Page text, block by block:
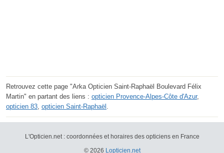
Retrouvez cette page "Arka Opticien Saint-Raphaël Boulevard Félix
Martin" en partant des liens : opticien Provence-Alpes-Côte d'Azur,
opticien 83 opticien Saint-Raphaël
L'Opticien.net : coordonnées et horaires des opticiens en France
© 2026 Lopticien.net